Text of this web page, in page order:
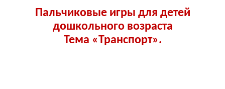
Пальчиковые игры для детей
дошкольного возраста
Тема «Транспорт».